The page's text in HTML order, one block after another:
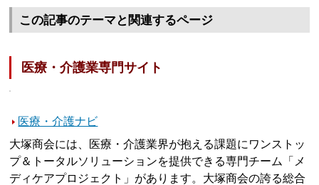
この記事のテーマと関連するページ
医療・介護業専門サイト
医療・介護ナビ
大塚商会には、医療・介護業界が抱える課題にワンストッ
プ＆トータルソリューションを提供できる専門チーム「メ
ディケアプロジェクト」があります。大塚商会の誇る総合